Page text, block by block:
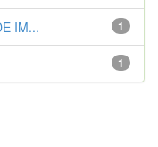
1
IM...
1